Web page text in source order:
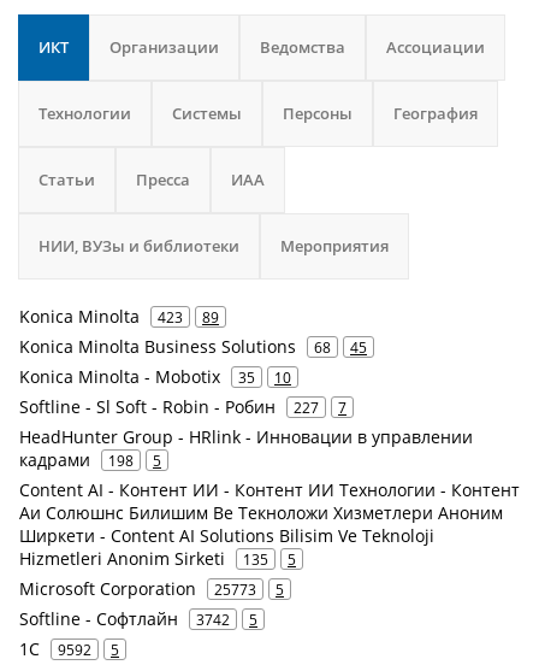
ИКТ Организации Ведомства Ассоциации
Технологии Системы Персоны География
Статьи Пресса ИАА
НИИ, ВУЗы и библиотеки Мероприятия
Konica Minolta 423 89
Konica Minolta Business Solutions 68 45
Konica Minolta - Mobotix 35 10
Softline - Sl Soft - Robin - Робин 227 7
HeadHunter Group - HRlink - Инновации в управлении
кадрами
198 5
Content AI - Контент ИИ - Контент ИИ Технологии - Контент
Аи Солюшнс Билишим Ве Текноложи Хизметлери Аноним
Ширкети - Content AI Solutions Bilisim Ve Teknoloji
Hizmetleri Anonim Sirketi
135 5
Microsoft Corporation 25773 5
Softline - Софтлайн 3742 5
1С 9592 5